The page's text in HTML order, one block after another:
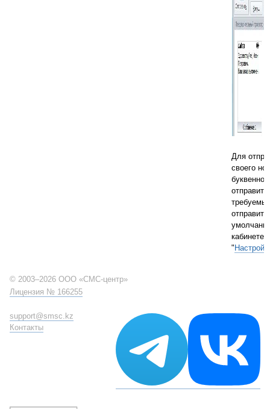
Для
своего
кабинете
"
© 2003–2026 ООО «СМС-центр»
Лицензия № 166255
support@smsc.kz
Контакты